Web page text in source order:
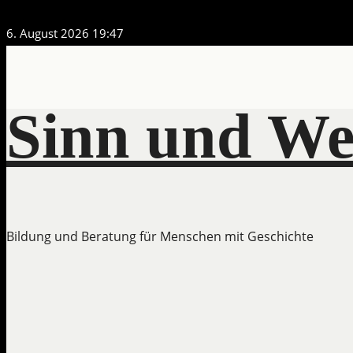
Zum
6. August 2026 19:47
Sinn und
Bildung und Beratung für Menschen mit Geschichte